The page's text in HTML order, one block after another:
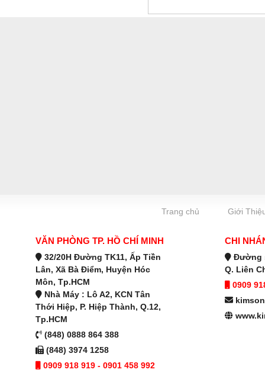
Trang chủ Giới
VĂN PHÒNG TP. HỒ CHÍ MINH
32/20H Đường TK11, Ấp Tiền
Lân, Xã Bà Điểm, Huyện Hóc
Môn, Tp.HCM
Nhà Máy : Lô A2, KCN Tân
Thới Hiệp, P. Hiệp Thành, Q.12,
Tp.HCM
(848) 0888 864 388
(848) 3974 1258
0909 918 919 - 0901 458 992
CHI
Đường
Q. Liên
0909